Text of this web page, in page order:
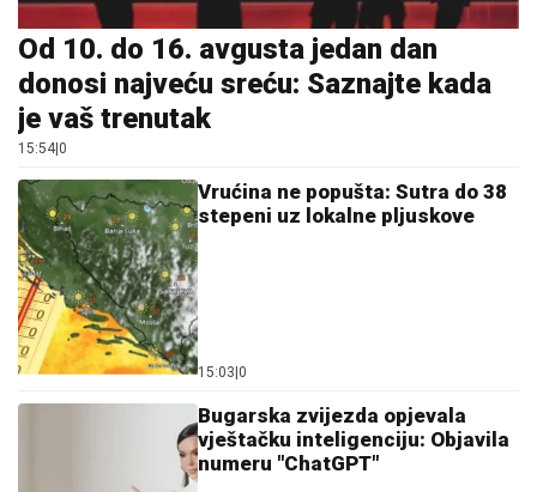
Od 10. do 16. avgusta jedan dan
donosi najveću sreću: Saznajte kada
je vaš trenutak
15:54 0
Vrućina ne popušta: Sutra do 38
stepeni uz lokalne pljuskove
15:03 0
Bugarska zvijezda opjevala
vještačku inteligenciju: Objavila
numeru "ChatGPT"